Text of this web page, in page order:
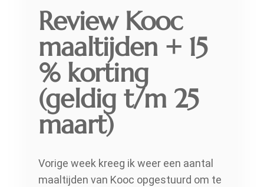
Review Kooc
maaltijden + 15
% korting
(geldig t/m 25
maart)
Vorige week kreeg ik weer een aantal
maaltijden van Kooc opgestuurd om te